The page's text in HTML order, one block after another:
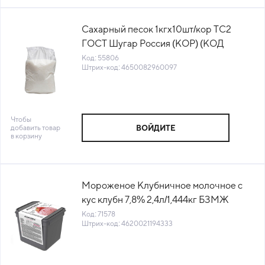
Сахарный песок 1кгх10шт/кор ТС2
ГОСТ Шугар Россия (КОР) (КОД
55806) (+18°С)
Код: 55806
Штрих-код: 4650082960097
Чтобы
добавить товар
в корзину
ВОЙДИТЕ
Мороженое Клубничное молочное с
кус клубн 7,8% 2,4л/1,444кг БЗМЖ
Monterra Фронери Рус (КОД 71578)
(-18°С)
Код: 71578
Штрих-код: 4620021194333